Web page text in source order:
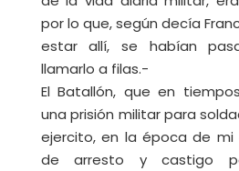
por lo que, según decía
estar allí, se habían
llamarlo a filas.-
El Batallón, que en
una prisión militar para
ejercito, en la época de mi
de arresto y castigo